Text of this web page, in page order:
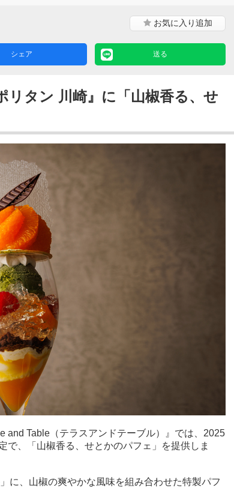
お気に入り追加
シェア 送る
リタン 川崎』に「山椒香る、せ
and Table（テラスアンドテーブル）』では、2025
で、「山椒香る、せとかのパフェ」を提供しま
に、山椒の爽やかな風味を組み合わせた特製パフ